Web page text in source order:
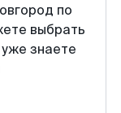
по
выбрать
знаете